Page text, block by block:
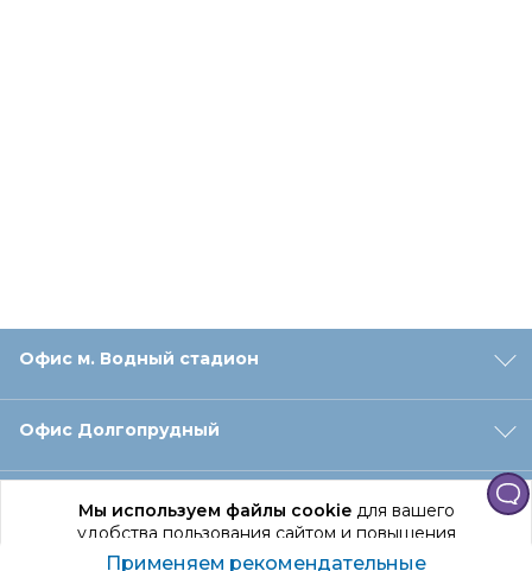
Мы используем файлы cookieдля вашего
удобства пользования сайтом и повышения
качества рекомендаций.
Офис м. Водный стадион
Офис Долгопрудный
Офис Санкт‑Петербург
Применяем рекомендательные